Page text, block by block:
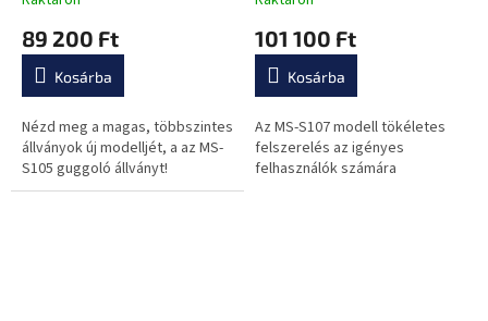
89 200 Ft
Kosárba
Nézd meg a magas, többszintes
állványok új modelljét, a az MS-
S105 guggoló állványt!
101 100 Ft
Kosárba
Az MS-S107 modell tökéletes
felszerelés az igényes
felhasználók számára